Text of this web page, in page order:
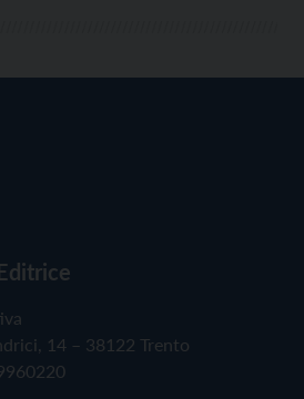
14 – 38122 Trento